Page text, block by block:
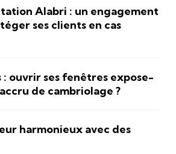
Alabri : un engagement
ses clients en cas
: ouvrir ses fenêtres expose-
de cambriolage ?
harmonieux avec des